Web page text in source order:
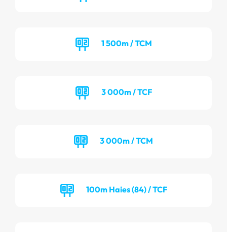
1 500m / TCM
3 000m / TCF
3 000m / TCM
100m Haies (84) / TCF